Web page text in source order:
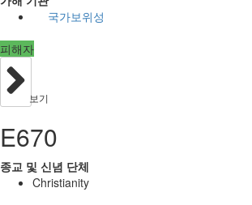
국가보위성
피해자
보기
E670
종교 및 신념 단체
Christianity